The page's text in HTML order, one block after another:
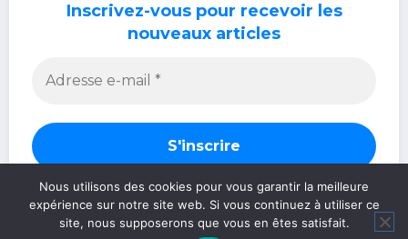
Inscrivez-vous pour recevoir les
nouveaux articles
Nous utilisons des cookies pour vous garantir la meilleure
expérience sur notre site web. Si vous continuez à utiliser ce
site, nous supposerons que vous en êtes satisfait.